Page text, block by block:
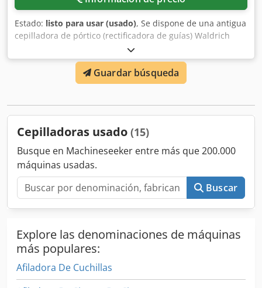
protección IP 44 Velocidad 2800 1/min Alcance de la
15/20/30/40/50/60 mm) - 1 taza y 1 muela abrasiva para
herramientas - 1 manual de instrucciones
Estado: listo para usar (usado), Se dispone de una antigua
cepilladora de pórtico (rectificadora de guías) Waldrich
Coburg. Longitud de bancada: 5500 mm, ancho de
bancada: 750 mm, dimensiones de la máquina X/Y/Z:
aprox. 12000 mm/300 mm/3000 mm, peso: aprox. 37.500
kg. Es posible realizar una inspección in situ. Cedpsw Rqw
Guardar búsqueda
Cepilladoras usado (15)
Busque en Machineseeker entre más que 200.000
máquinas usadas.
Buscar
Explore las denominaciones de máquinas
más populares:
Afiladora De Cuchillas